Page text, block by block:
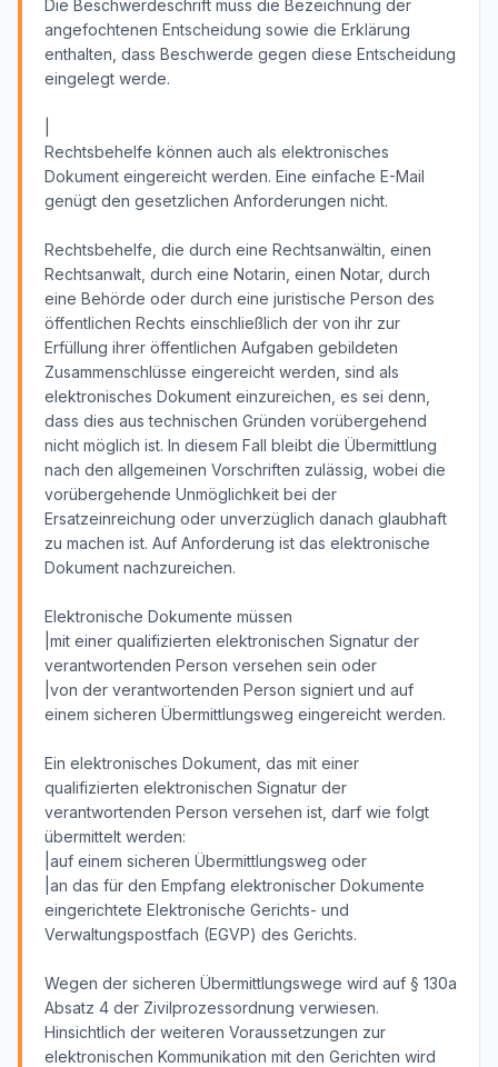
Die Beschwerdeschrift muss die Bezeichnung der
angefochtenen Entscheidung sowie die Erklärung
enthalten, dass Beschwerde gegen diese Entscheidung
eingelegt werde.
Rechtsbehelfe können auch als elektronisches
Dokument eingereicht werden. Eine einfache E-Mail
genügt den gesetzlichen Anforderungen nicht.
Rechtsbehelfe, die durch eine Rechtsanwältin, einen
Rechtsanwalt, durch eine Notarin, einen Notar, durch
eine Behörde oder durch eine juristische Person des
öffentlichen Rechts einschließlich der von ihr zur
Erfüllung ihrer öffentlichen Aufgaben gebildeten
Zusammenschlüsse eingereicht werden, sind als
elektronisches Dokument einzureichen, es sei denn,
dass dies aus technischen Gründen vorübergehend
nicht möglich ist. In diesem Fall bleibt die Übermittlung
nach den allgemeinen Vorschriften zulässig, wobei die
vorübergehende Unmöglichkeit bei der
Ersatzeinreichung oder unverzüglich danach glaubhaft
zu machen ist. Auf Anforderung ist das elektronische
Dokument nachzureichen.
Elektronische Dokumente müssen
|mit einer qualifizierten elektronischen Signatur der
verantwortenden Person versehen sein oder
|von der verantwortenden Person signiert und auf
einem sicheren Übermittlungsweg eingereicht werden.
Ein elektronisches Dokument, das mit einer
qualifizierten elektronischen Signatur der
verantwortenden Person versehen ist, darf wie folgt
übermittelt werden:
|auf einem sicheren Übermittlungsweg oder
|an das für den Empfang elektronischer Dokumente
eingerichtete Elektronische Gerichts- und
Verwaltungspostfach (EGVP) des Gerichts.
Wegen der sicheren Übermittlungswege wird auf § 130a
Absatz 4 der Zivilprozessordnung verwiesen.
Hinsichtlich der weiteren Voraussetzungen zur
elektronischen Kommunikation mit den Gerichten wird